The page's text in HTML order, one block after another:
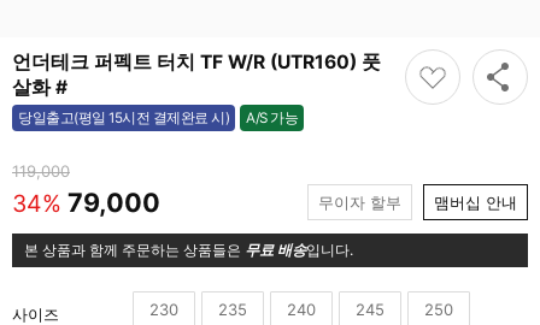
언더테크 퍼펙트 터치 TF W/R (UTR160) 풋
살화 #
당일출고(평일 15시전 결제완료 시) A/S 가능
가능
119,000
34% 79,000 무이자 할부 맴버십 안내
본 상품과 함께 주문하는 상품들은 무료 배송입니다.
사이즈 230 235 240 245 250